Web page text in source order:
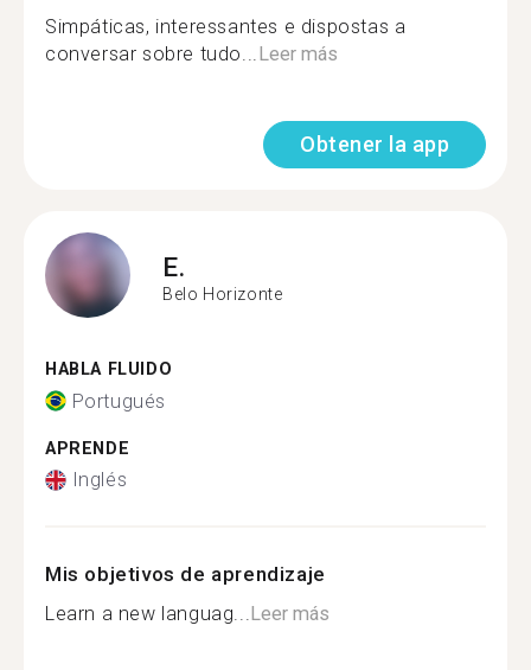
Simpáticas, interessantes e dispostas a
conversar sobre tudo...Leer más
Obtener la app
E.
Belo Horizonte
HABLA FLUIDO
Portugués
APRENDE
Inglés
Mis objetivos de aprendizaje
Learn a new languag...Leer más